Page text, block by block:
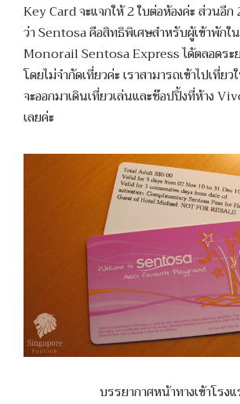
Key Card จะแจกให้ 2 ใบต่อห้องค่ะ ส่วนอี
ว่า Sentosa คือสิทธิพิเศษสำหรับผู้เข้าพักใ
Monorail Sentosa Express ได้ตลอดระย
โดยไม่จำกัดเที่ยวค่ะ เราสามารถเข้าไปเที่
จะออกมาเดินเที่ยวเล่นและช๊อปปิ้งที่ห้าง
เลยค่ะ
บรรยากาศหน้าทางเข้าโรง